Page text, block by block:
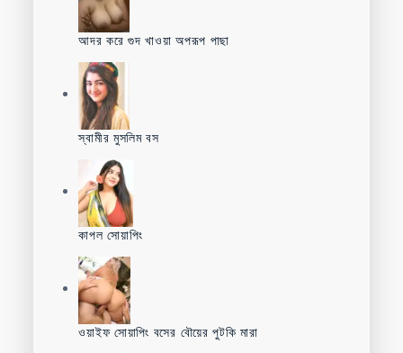
আদর করে গুদ খাওয়া অপরূপ পাছা
স্বামীর মুসলিম বস
কাপল সোয়াপিং
ওয়াইফ সোয়াপিং বসের বৌয়ের পুটকি মারা